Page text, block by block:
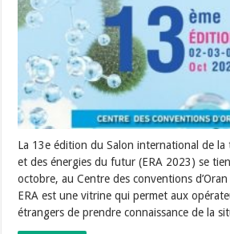
La 13e édition du Salon international de
et des énergies du futur (ERA 2023) se
octobre, au Centre des conventions d’Oran
ERA est une vitrine qui permet aux
étrangers de prendre connaissance de la